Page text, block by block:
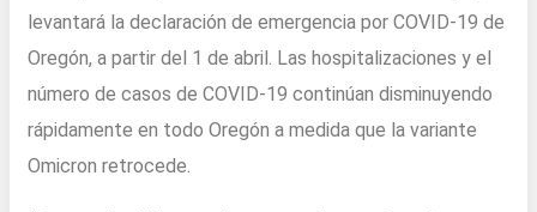
levantará la declaración de emergencia por COVID-19 de
Oregón, a partir del 1 de abril. Las hospitalizaciones y el
número de casos de COVID-19 continúan disminuyendo
rápidamente en todo Oregón a medida que la variante
Omicron retrocede.